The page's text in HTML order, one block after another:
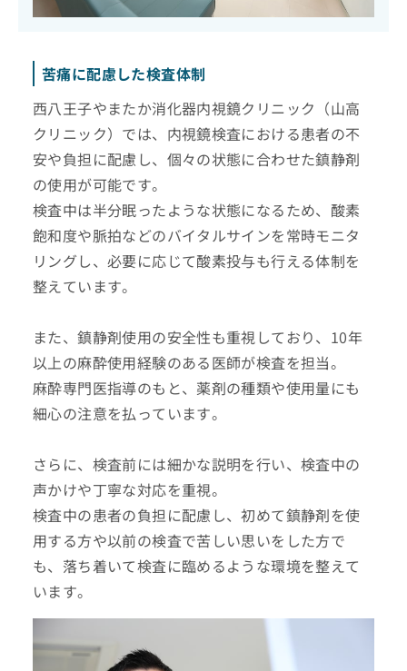
苦痛に配慮した検査体制
西八王子やまたか消化器内視鏡クリニック（山高
クリニック）では、内視鏡検査における患者の不
安や負担に配慮し、個々の状態に合わせた鎮静剤
の使用が可能です。
検査中は半分眠ったような状態になるため、酸素
飽和度や脈拍などのバイタルサインを常時モニタ
リングし、必要に応じて酸素投与も行える体制を
整えています。
また、鎮静剤使用の安全性も重視しており、10年
以上の麻酔使用経験のある医師が検査を担当。
麻酔専門医指導のもと、薬剤の種類や使用量にも
細心の注意を払っています。
さらに、検査前には細かな説明を行い、検査中の
声かけや丁寧な対応を重視。
検査中の患者の負担に配慮し、初めて鎮静剤を使
用する方や以前の検査で苦しい思いをした方で
も、落ち着いて検査に臨めるような環境を整えて
います。